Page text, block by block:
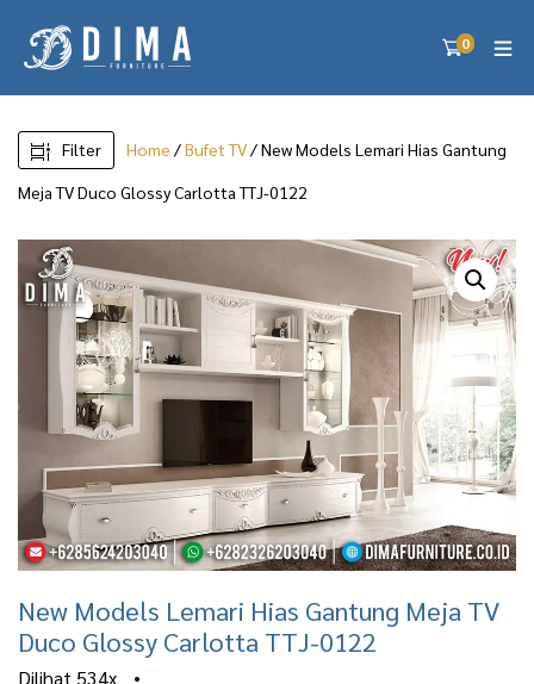
0
Filter Home /Bufet TV/ New Models Lemari Hias Gantung
Meja TV Duco Glossy Carlotta TTJ-0122
New Models Lemari Hias Gantung Meja TV
Duco Glossy Carlotta TTJ-0122
Dilihat 534x •